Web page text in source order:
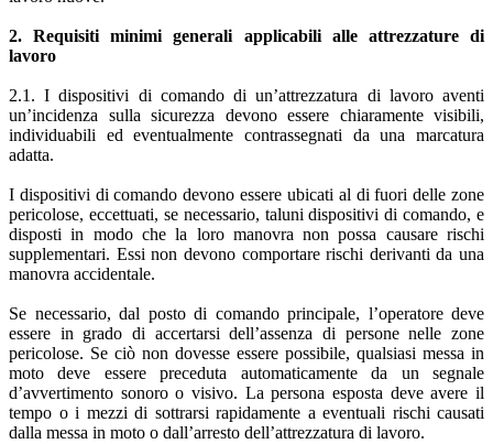
2. Requisiti minimi generali applicabili alle attrezzature di
lavoro
2.1. I dispositivi di comando di un’attrezzatura di lavoro aventi
un’incidenza sulla sicurezza devono essere chiaramente visibili,
individuabili ed eventualmente contrassegnati da una marcatura
adatta.
I dispositivi di comando devono essere ubicati al di fuori delle zone
pericolose, eccettuati, se necessario, taluni dispositivi di comando, e
disposti in modo che la loro manovra non possa causare rischi
supplementari. Essi non devono comportare rischi derivanti da una
manovra accidentale.
Se necessario, dal posto di comando principale, l’operatore deve
essere in grado di accertarsi dell’assenza di persone nelle zone
pericolose. Se ciò non dovesse essere possibile, qualsiasi messa in
moto deve essere preceduta automaticamente da un segnale
d’avvertimento sonoro o visivo. La persona esposta deve avere il
tempo o i mezzi di sottrarsi rapidamente a eventuali rischi causati
dalla messa in moto o dall’arresto dell’attrezzatura di lavoro.